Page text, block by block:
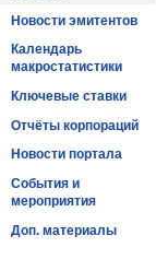
Новости эмитентов
Календарь
макростатистики
Ключевые ставки
Отчёты корпораций
Новости портала
События и
мероприятия
Доп. материалы